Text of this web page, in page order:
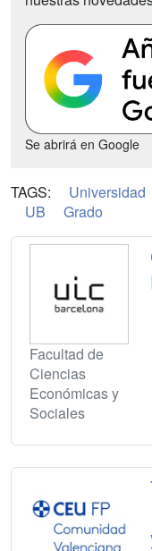
Se abrirá en Google
TAGS: Universidad
UB
Grado
Facultad de
Ciencias
Económicas y
Sociales